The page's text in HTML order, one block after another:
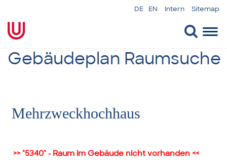
DE EN Intern Sitemap
Gebäudeplan Raumsuche
Mehrzweckhochhaus
>> "5340" - Raum im Gebäude nicht vorhanden <<